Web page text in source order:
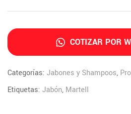
COTIZAR POR
Categorías: Jabones y Shampoos,
Etiquetas: Jabón, Martell